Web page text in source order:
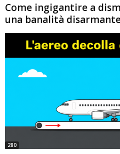
Come ingigantire a
una banalità
280